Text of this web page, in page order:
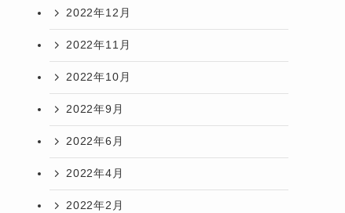
2022年12月
2022年11月
2022年10月
2022年9月
2022年6月
2022年4月
2022年2月